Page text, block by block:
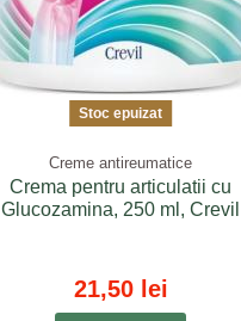
Stoc epuizat
Creme antireumatice
Crema pentru articulatii cu
Glucozamina, 250 ml, Crevil
21,50 lei